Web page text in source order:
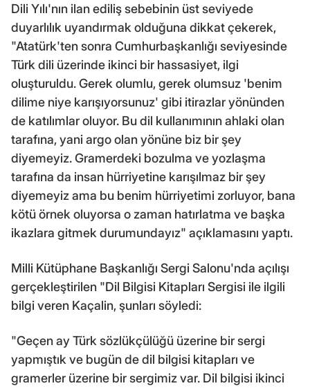
Dili Yılı'nın ilan ediliş sebebinin üst seviyede
duyarlılık uyandırmak olduğuna dikkat çekerek,
"Atatürk'ten sonra Cumhurbaşkanlığı seviyesinde
Türk dili üzerinde ikinci bir hassasiyet, ilgi
oluşturuldu. Gerek olumlu, gerek olumsuz 'benim
dilime niye karışıyorsunuz' gibi itirazlar yönünden
de katılımlar oluyor. Bu dil kullanımının ahlaki olan
tarafına, yani argo olan yönüne biz bir şey
diyemeyiz. Gramerdeki bozulma ve yozlaşma
tarafına da insan hürriyetine karışılmaz bir şey
diyemeyiz ama bu benim hürriyetimi zorluyor, bana
kötü örnek oluyorsa o zaman hatırlatma ve başka
ikazlara gitmek durumundayız" açıklamasını yaptı.
Milli Kütüphane Başkanlığı Sergi Salonu'nda açılışı
gerçekleştirilen "Dil Bilgisi Kitapları Sergisi ile ilgili
bilgi veren Kaçalin, şunları söyledi:
"Geçen ay Türk sözlükçülüğü üzerine bir sergi
yapmıştık ve bugün de dil bilgisi kitapları ve
gramerler üzerine bir sergimiz var. Dil bilgisi ikinci